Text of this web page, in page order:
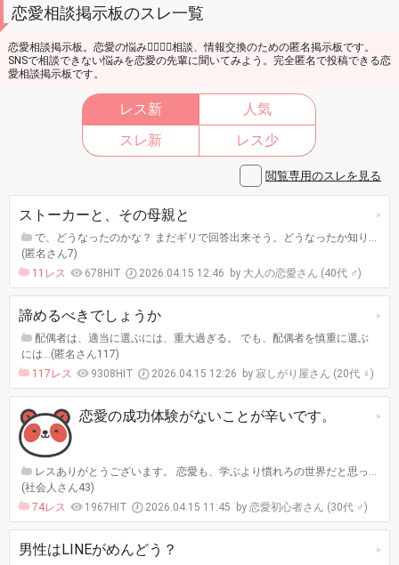
恋愛相談掲示板のスレ一覧
恋愛相談掲示板。恋愛の悩み👩‍❤️‍💋‍👩相談、情報交換のための匿名掲示板です。
SNSで相談できない悩みを恋愛の先輩に聞いてみよう。完全匿名で投稿できる恋
愛相談掲示板です。
レス新
人気
スレ新
レス少
閲覧専用のスレを見る
ストーカーと、その母親と
で、どうなったのかな？ まだギリで回答出来そう。どうなったか知り…
(匿名さん7)
11レス
678HIT 2026.04.15 12:46 大人の恋愛さん (40代 ♂)
諦めるべきでしょうか
配偶者は、適当に選ぶには、重大過ぎる。 でも、配偶者を慎重に選ぶ
には…(匿名さん117)
117レス
9308HIT 2026.04.15 12:26 寂しがり屋さん (20代 ♀)
恋愛の成功体験がないことが辛いです。
レスありがとうございます。 恋愛も、学ぶより慣れろの世界だと思っ…
(社会人さん43)
74レス
1967HIT 2026.04.15 11:45 恋愛初心者さん (30代 ♂)
男性はLINEがめんどう？